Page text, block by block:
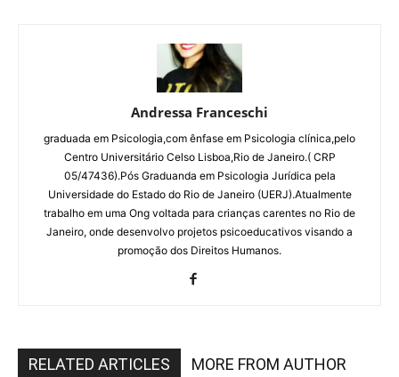
Andressa Franceschi
graduada em Psicologia,com ênfase em Psicologia clínica,pelo
Centro Universitário Celso Lisboa,Rio de Janeiro.( CRP
05/47436).Pós Graduanda em Psicologia Jurídica pela
Universidade do Estado do Rio de Janeiro (UERJ).Atualmente
trabalho em uma Ong voltada para crianças carentes no Rio de
Janeiro, onde desenvolvo projetos psicoeducativos visando a
promoção dos Direitos Humanos.
RELATED ARTICLES MORE FROM AUTHOR